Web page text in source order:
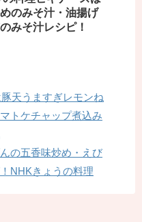
のみそ汁・油揚げ
みそ汁レシピ！
天うますぎレモンね
トケチャップ煮込み
の五香味炒め・えび
NHKきょうの料理